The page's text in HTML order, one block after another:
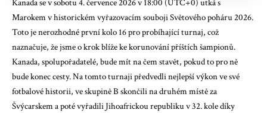
Kanada se v sobotu 4. července 2026 v 18:00 (UTC+0) utká s
Marokem v historickém vyřazovacím souboji Světového poháru 2026.
Toto je nerozhodné první kolo 16 pro probíhající turnaj, což
naznačuje, že jsme o krok blíže ke korunování příštích šampionů.
Kanada, spolupořadatelé, bude mít na čem stavět, pokud to pro ně
bude konec cesty. Na tomto turnaji předvedli nejlepší výkon ve své
fotbalové historii, ve skupině B skončili na druhém místě za
Švýcarskem a poté vyřadili Jihoafrickou republiku v 32. kole díky